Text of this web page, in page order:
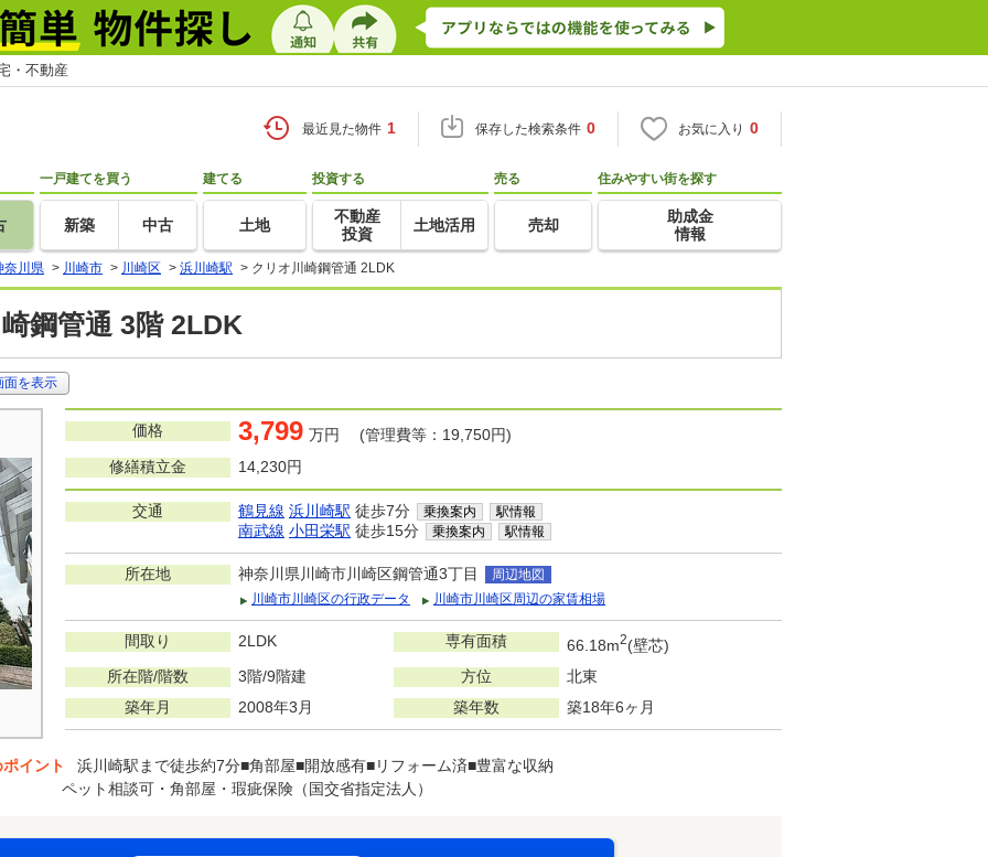
・不動産
最近見た物件 1 保存した検索条件 0 お気に入り 0
一戸建てを買う
新築 中古
建てる
土地
投資する
不動産
投資
土地活用
売る
売却
住みやすい街を探す
助成金
情報
奈川県 > 川崎市 > 川崎区 > 浜川崎駅 > クリオ川崎鋼管通 2LDK
鋼管通 3階 2LDK
を表示
価格 3,799 万円 (管理費等：19,750円)
修繕積立金
14,230円
交通 鶴見線 浜川崎駅 徒歩7分 乗換案内 駅情報
南武線 小田栄駅 徒歩15分 乗換案内 駅情報
所在地 神奈川県川崎市川崎区鋼管通3丁目
周辺地図
川崎市川崎区の行政データ
川崎市川崎区周辺の家賃相場
間取り 2LDK 専有面積 66.18m2(壁芯)
所在階/階数
3階/9階建 方位
北東
築年月
2008年3月 築年数 築18年6ヶ月
イント
浜川崎駅まで徒歩約7分■角部屋■開放感有■リフォーム済■豊富な収納
ペット相談可・角部屋・瑕疵保険（国交省指定法人）